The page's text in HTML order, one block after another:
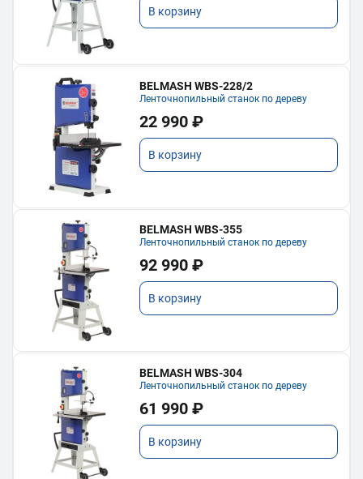
В корзину
BELMASH WBS-228/2
Ленточнопильный станок по дереву
22 990 ₽
В корзину
BELMASH WBS-355
Ленточнопильный станок по дереву
92 990 ₽
В корзину
BELMASH WBS-304
Ленточнопильный станок по дереву
61 990 ₽
В корзину